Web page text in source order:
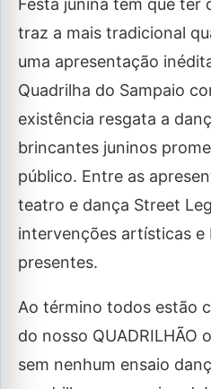
Festa junina tem que ter
traz a mais tradicional
uma apresentação
Quadrilha do Sampaio
existência resgata a
brincantes juninos
público. Entre as
teatro e dança Street
intervenções artísticas e
presentes.
Ao término todos estão
do nosso QUADRILHÃO
sem nenhum ensaio